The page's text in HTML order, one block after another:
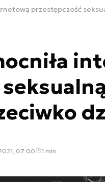
przestępczość
07:00 1 min.